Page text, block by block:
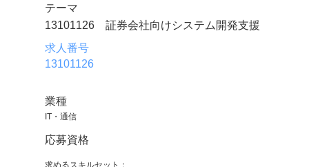
テーマ
13101126 証券会社向けシステム開発支援
求人番号
13101126
業種
IT・通信
応募資格
求めるスキルセット：